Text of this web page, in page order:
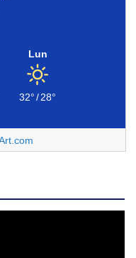
Lun
32°/28°